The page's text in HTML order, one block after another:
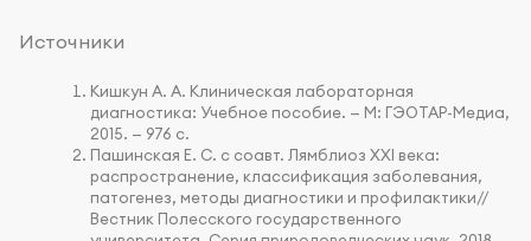
Источники
Кишкун А. А. Клиническая лабораторная
диагностика: Учебное пособие. — М: ГЭОТАР-Медиа,
2015. — 976 с.
Пашинская Е. С. с соавт. Лямблиоз XXI века:
распространение, классификация заболевания,
патогенез, методы диагностики и профилактики//
Вестник Полесского государственного